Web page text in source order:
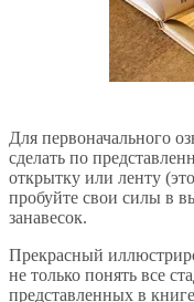
Для первоначального
сделать по
открытку или ленту
пробуйте свои силы в
занавесок.
Прекрасный
не только понять все
представленных в